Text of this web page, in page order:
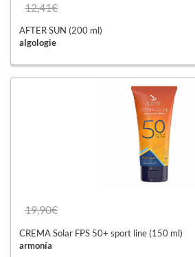
12,41€
AFTER SUN (200 ml)
algologie
19,90€
CREMA Solar FPS 50+ sport line (150 ml)
armonía